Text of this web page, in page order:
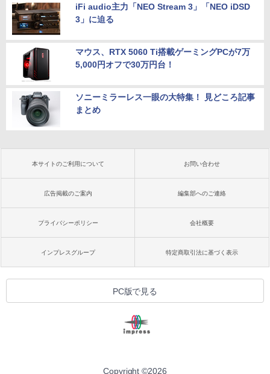
iFi audio主力「NEO Stream 3」「NEO iDSD
3」に迫る
マウス、RTX 5060 Ti搭載ゲーミングPCが7万
5,000円オフで30万円台！
ソニーミラーレス一眼の大特集！ 見どころ記事
まとめ
本サイトのご利用について お問い合わせ
広告掲載のご案内 編集部へのご連絡
プライバシーポリシー 会社概要
インプレスグループ 特定商取引法に基づく表示
PC版で見る
Copyright ©2026